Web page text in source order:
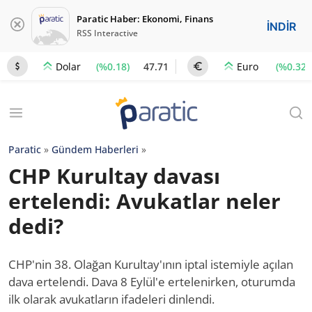
Paratic Haber: Ekonomi, Finans
RSS Interactive İNDİR
Dolar (%0.18) 47.71 Euro (%0.32)
Paratic » Gündem Haberleri »
CHP Kurultay davası
ertelendi: Avukatlar neler
dedi?
CHP'nin 38. Olağan Kurultay'ının iptal istemiyle açılan
dava ertelendi. Dava 8 Eylül'e ertelenirken, oturumda
ilk olarak avukatların ifadeleri dinlendi.